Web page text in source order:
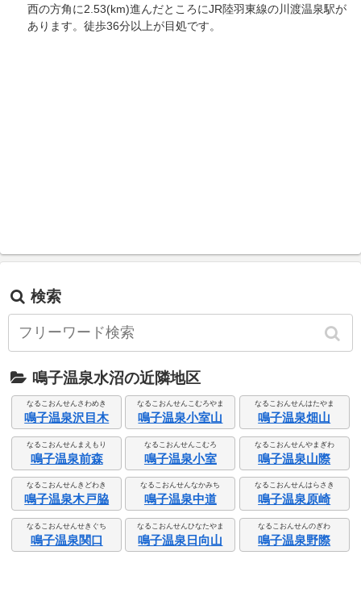
西の方角に2.53(km)進んだところにJR陸羽東線の川渡温泉駅が
あります。徒歩36分以上が目処です。
検索
鳴子温泉水沼の近隣地区
なるこおんせんさわめき
鳴子温泉沢目木
なるこおんせんこむろやま
鳴子温泉小室山
なるこおんせんはたやま
鳴子温泉畑山
なるこおんせんまえもり
鳴子温泉前森
なるこおんせんこむろ
鳴子温泉小室
なるこおんせんやまぎわ
鳴子温泉山際
なるこおんせんきどわき
鳴子温泉木戸脇
なるこおんせんなかみち
鳴子温泉中道
なるこおんせんはらさき
鳴子温泉原崎
なるこおんせんせきぐち
鳴子温泉関口
なるこおんせんひなたやま
鳴子温泉日向山
なるこおんせんのぎわ
鳴子温泉野際